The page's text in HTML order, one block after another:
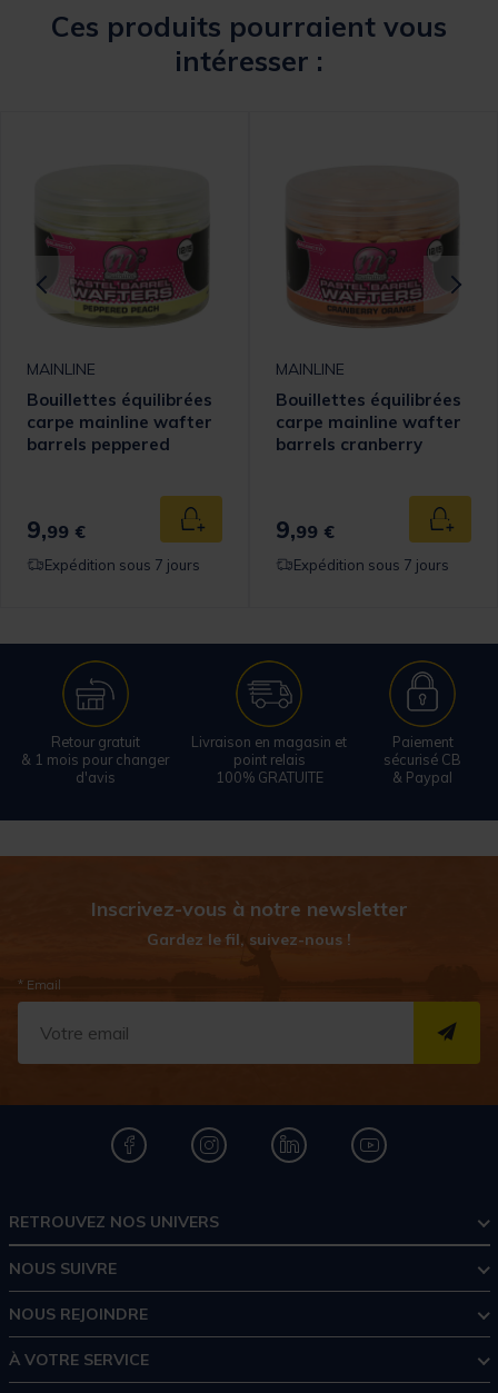
Ces produits pourraient vous
intéresser :
panier
MAINLINE
Bouillettes équilibrées
carpe mainline wafter
barrels peppered
9,99 € Ajouter au panier
Expédition sous 7 jours
MAINLINE
Bouillettes équilibrées
carpe mainline wafter
barrels cranberry
9,99 €
Expédition sous 7 jours
Retour gratuit
& 1 mois pour changer
d'avis
Livraison en magasin et
point relais
100% GRATUITE
Paiement
sécurisé CB
& Paypal
Inscrivez-vous à notre newsletter
Gardez le fil, suivez-nous !
* Email
RETROUVEZ NOS UNIVERS
NOUS SUIVRE
NOUS REJOINDRE
À VOTRE SERVICE